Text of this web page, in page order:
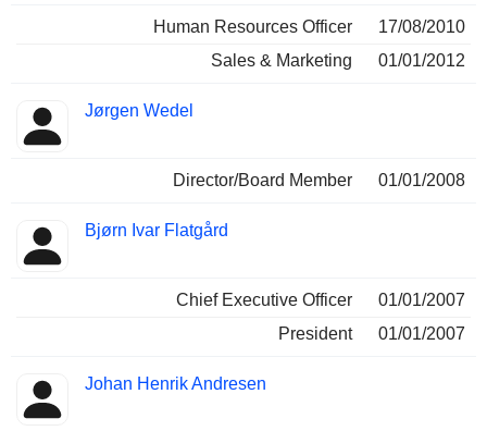
Human Resources Officer
17/08/2010
Sales & Marketing
01/01/2012
Jørgen Wedel
Director/Board Member 01/01/2008
Bjørn Ivar Flatgård
Chief Executive Officer
01/01/2007
President
01/01/2007
Johan Henrik Andresen